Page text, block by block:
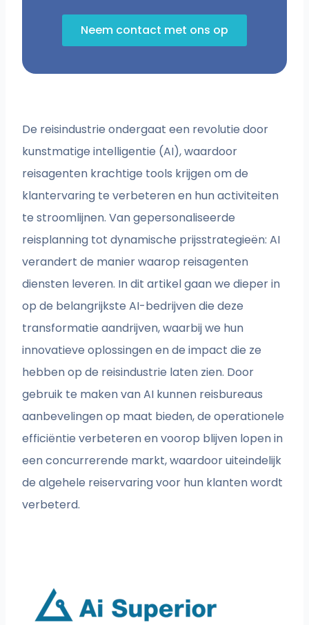
Neem contact met ons op
De reisindustrie ondergaat een revolutie door
kunstmatige intelligentie (AI), waardoor
reisagenten krachtige tools krijgen om de
klantervaring te verbeteren en hun activiteiten
te stroomlijnen. Van gepersonaliseerde
reisplanning tot dynamische prijsstrategieën: AI
verandert de manier waarop reisagenten
diensten leveren. In dit artikel gaan we dieper in
op de belangrijkste AI-bedrijven die deze
transformatie aandrijven, waarbij we hun
innovatieve oplossingen en de impact die ze
hebben op de reisindustrie laten zien. Door
gebruik te maken van AI kunnen reisbureaus
aanbevelingen op maat bieden, de operationele
efficiëntie verbeteren en voorop blijven lopen in
een concurrerende markt, waardoor uiteindelijk
de algehele reiservaring voor hun klanten wordt
verbeterd.